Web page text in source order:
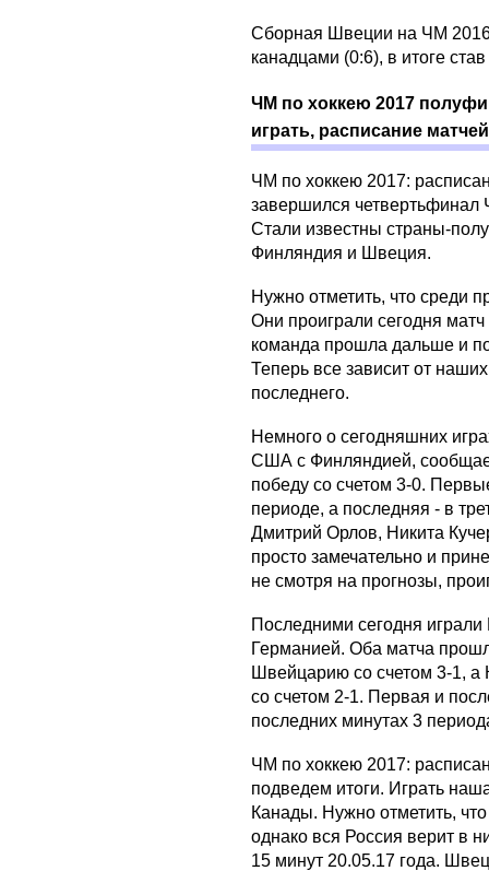
Сборная Швеции на ЧМ
канадцами (0:6), в итоге
ЧМ по хоккею 2017
играть, расписание
ЧМ по хоккею 2017:
завершился четвертьфинал
Стали известны страны-
Финляндия и Швеция.
Нужно отметить, что среди
Они проиграли сегодня
команда прошла дальше и
Теперь все зависит от
последнего.
Немного о сегодняшних
США с Финляндией,
победу со счетом 3-0.
периоде, а последняя - в
Дмитрий Орлов, Никита
просто замечательно и
не смотря на прогнозы,
Последними сегодня
Германией. Оба матча
Швейцарию со счетом 3-1, а
со счетом 2-1. Первая и
последних минутах 3
ЧМ по хоккею 2017:
подведем итоги. Играть
Канады. Нужно отметить,
однако вся Россия верит в
15 минут 20.05.17 года.